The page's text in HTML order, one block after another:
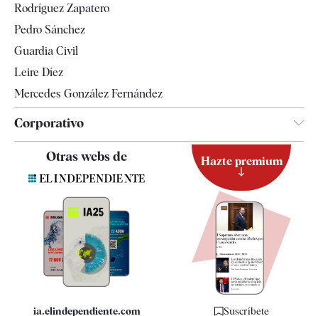
Televisión
Rodríguez Zapatero
Pedro Sánchez
Guardia Civil
Leire Díez
Mercedes González Fernández
Corporativo
Contacto
Quiénes somos
Especificaciones
Otras webs de
ia.elindependiente.com
Hazte premium
Suscríbete